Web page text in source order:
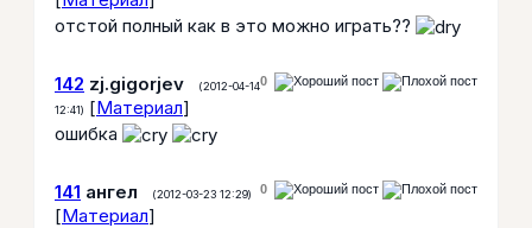
отстой полный как в это можно играть??
0
142 zj.gigorjev
(2012-04-14
12:41) [Материал]
ошибка
0
141 ангел (2012-03-23 12:29)
[Материал]